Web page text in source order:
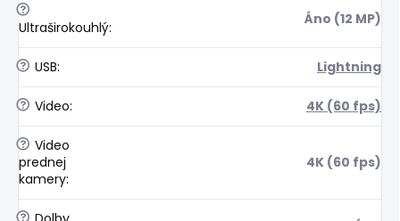
?
Ultraširokouhlý: Áno (12 MP)
? USB: Lightning
? Video: 4K (60 fps)
? Video
prednej
kamery:
4K (60 fps)